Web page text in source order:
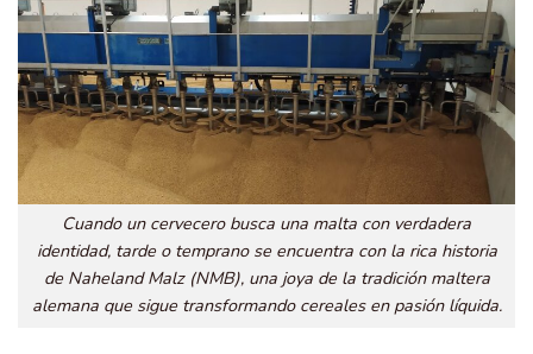
Cuando un cervecero busca una malta con verdadera
identidad, tarde o temprano se encuentra con la rica historia
de Naheland Malz (NMB), una joya de la tradición maltera
alemana que sigue transformando cereales en pasión líquida.